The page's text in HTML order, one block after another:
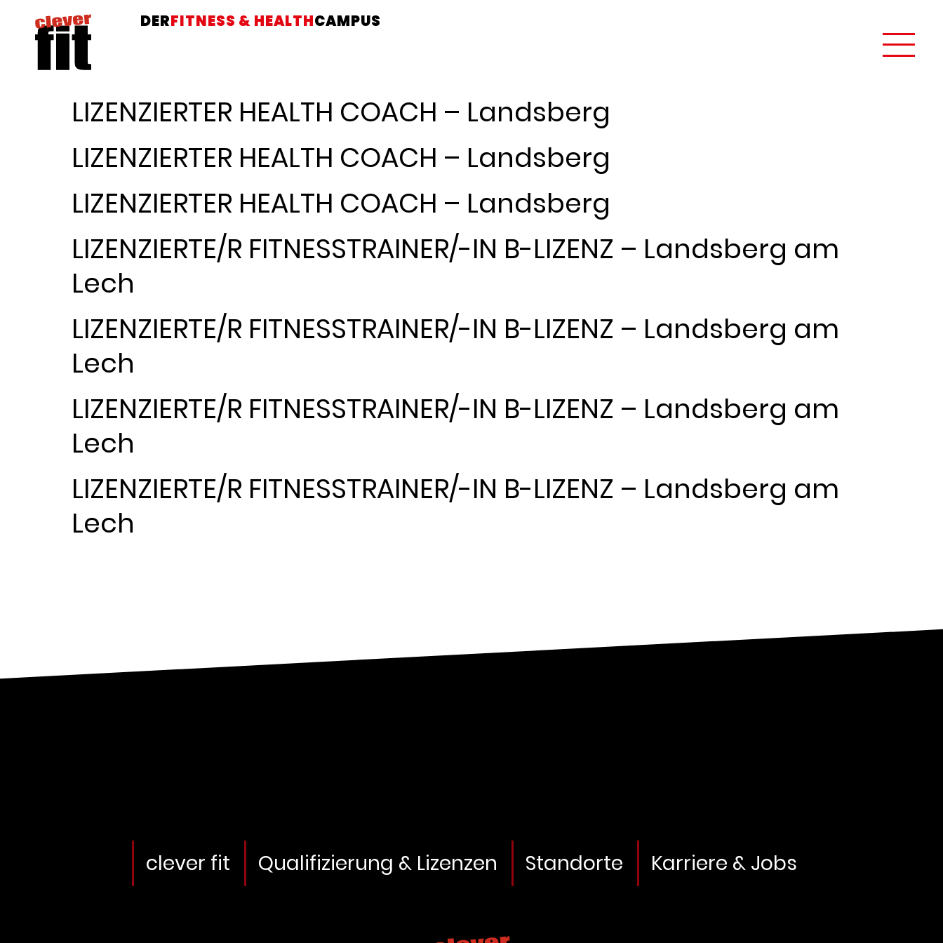
DERFITNESS & HEALTHCAMPUS
LIZENZIERTER HEALTH COACH – Landsberg
LIZENZIERTER HEALTH COACH – Landsberg
LIZENZIERTER HEALTH COACH – Landsberg
LIZENZIERTE/R FITNESSTRAINER/-IN B-LIZENZ – Landsberg am
Lech
LIZENZIERTE/R FITNESSTRAINER/-IN B-LIZENZ – Landsberg am
Lech
LIZENZIERTE/R FITNESSTRAINER/-IN B-LIZENZ – Landsberg am
Lech
LIZENZIERTE/R FITNESSTRAINER/-IN B-LIZENZ – Landsberg am
Lech
clever fit Qualifizierung & Lizenzen Standorte Karriere & Jobs